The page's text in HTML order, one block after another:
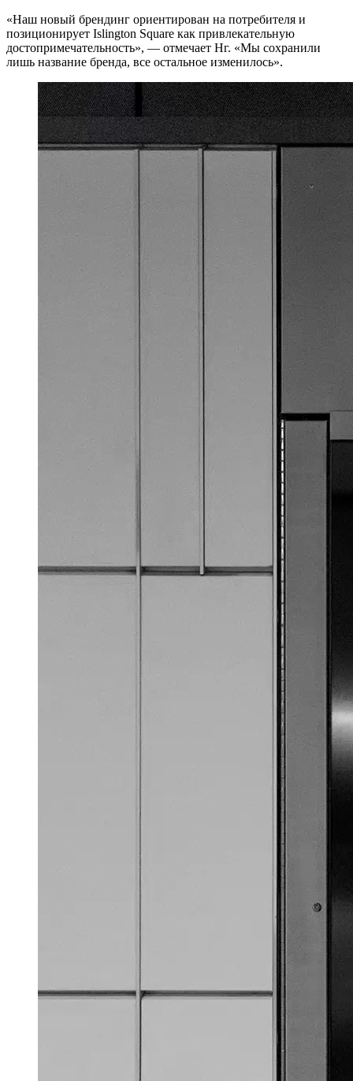
«Наш новый брендинг ориентирован на потребителя и
позиционирует Islington Square как привлекательную
достопримечательность», — отмечает Нг. «Мы сохранили
лишь название бренда, все остальное изменилось».